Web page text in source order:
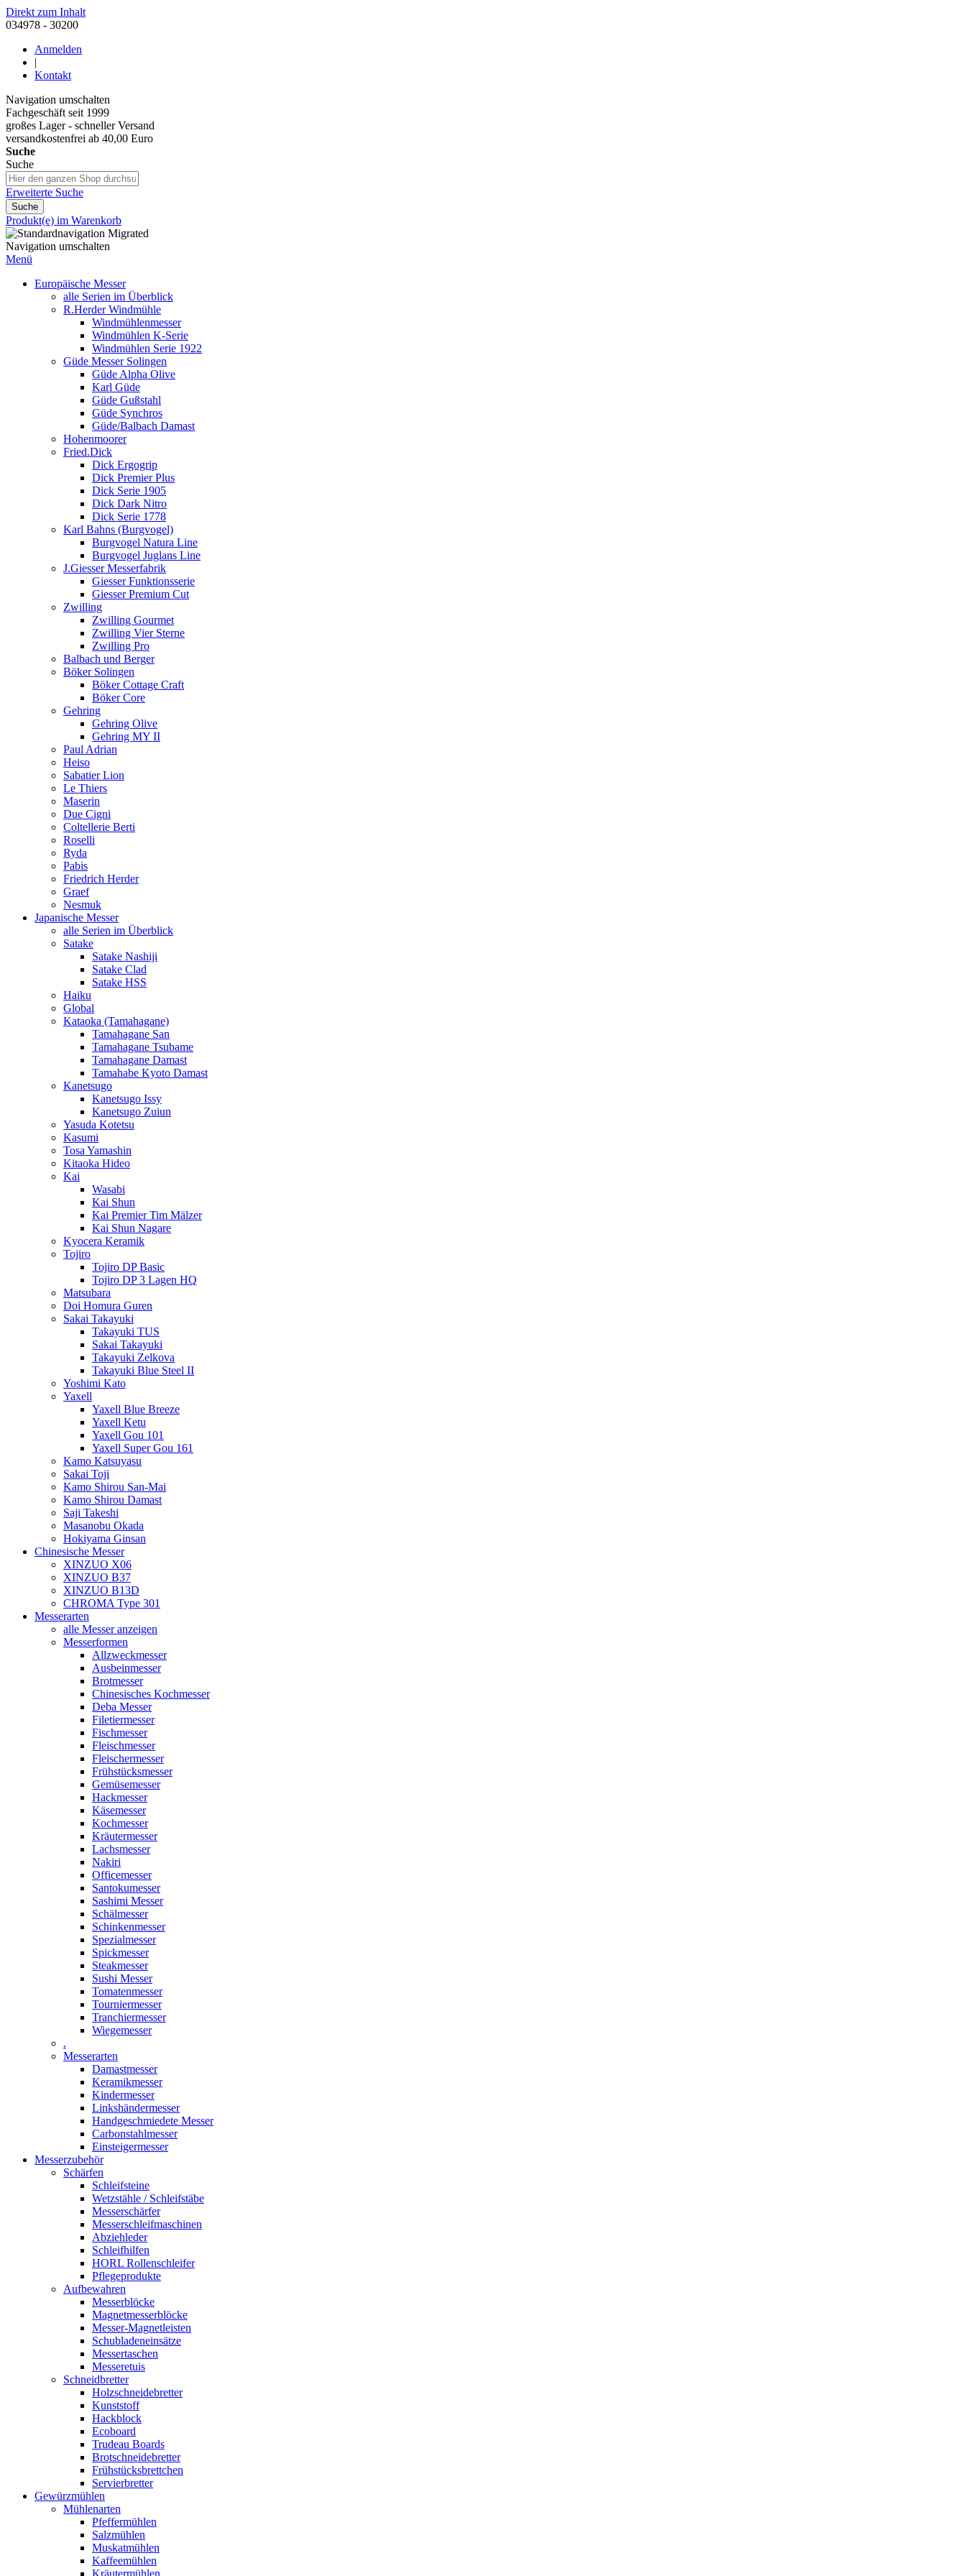
Direkt zum Inhalt
034978 - 30200
Anmelden
|
Kontakt
Navigation umschalten
Fachgeschäft seit 1999
großes Lager - schneller Versand
versandkostenfrei ab 40,00 Euro
Suche
Suche
Erweiterte Suche
Suche
Produkt(e) im Warenkorb
Navigation umschalten
Menü
Europäische Messer
alle Serien im Überblick
R.Herder Windmühle
Windmühlenmesser
Windmühlen K-Serie
Windmühlen Serie 1922
Güde Messer Solingen
Güde Alpha Olive
Karl Güde
Güde Gußstahl
Güde Synchros
Güde/Balbach Damast
Hohenmoorer
Fried.Dick
Dick Ergogrip
Dick Premier Plus
Dick Serie 1905
Dick Dark Nitro
Dick Serie 1778
Karl Bahns (Burgvogel)
Burgvogel Natura Line
Burgvogel Juglans Line
J.Giesser Messerfabrik
Giesser Funktionsserie
Giesser Premium Cut
Zwilling
Zwilling Gourmet
Zwilling Vier Sterne
Zwilling Pro
Balbach und Berger
Böker Solingen
Böker Cottage Craft
Böker Core
Gehring
Gehring Olive
Gehring MY II
Paul Adrian
Heiso
Sabatier Lion
Le Thiers
Maserin
Due Cigni
Coltellerie Berti
Roselli
Ryda
Pabis
Friedrich Herder
Graef
Nesmuk
Japanische Messer
alle Serien im Überblick
Satake
Satake Nashiji
Satake Clad
Satake HSS
Haiku
Global
Kataoka (Tamahagane)
Tamahagane San
Tamahagane Tsubame
Tamahagane Damast
Tamahabe Kyoto Damast
Kanetsugo
Kanetsugo Issy
Kanetsugo Zuiun
Yasuda Kotetsu
Kasumi
Tosa Yamashin
Kitaoka Hideo
Kai
Wasabi
Kai Shun
Kai Premier Tim Mälzer
Kai Shun Nagare
Kyocera Keramik
Tojiro
Tojiro DP Basic
Tojiro DP 3 Lagen HQ
Matsubara
Doi Homura Guren
Sakai Takayuki
Takayuki TUS
Sakai Takayuki
Takayuki Zelkova
Takayuki Blue Steel II
Yoshimi Kato
Yaxell
Yaxell Blue Breeze
Yaxell Ketu
Yaxell Gou 101
Yaxell Super Gou 161
Kamo Katsuyasu
Sakai Toji
Kamo Shirou San-Mai
Kamo Shirou Damast
Saji Takeshi
Masanobu Okada
Hokiyama Ginsan
Chinesische Messer
XINZUO X06
XINZUO B37
XINZUO B13D
CHROMA Type 301
Messerarten
alle Messer anzeigen
Messerformen
Allzweckmesser
Ausbeinmesser
Brotmesser
Chinesisches Kochmesser
Deba Messer
Filetiermesser
Fischmesser
Fleischmesser
Fleischermesser
Frühstücksmesser
Gemüsemesser
Hackmesser
Käsemesser
Kochmesser
Kräutermesser
Lachsmesser
Nakiri
Officemesser
Santokumesser
Sashimi Messer
Schälmesser
Schinkenmesser
Spezialmesser
Spickmesser
Steakmesser
Sushi Messer
Tomatenmesser
Tourniermesser
Tranchiermesser
Wiegemesser
.
Messerarten
Damastmesser
Keramikmesser
Kindermesser
Linkshändermesser
Handgeschmiedete Messer
Carbonstahlmesser
Einsteigermesser
Messerzubehör
Schärfen
Schleifsteine
Wetzstähle / Schleifstäbe
Messerschärfer
Messerschleifmaschinen
Abziehleder
Schleifhilfen
HORL Rollenschleifer
Pflegeprodukte
Aufbewahren
Messerblöcke
Magnetmesserblöcke
Messer-Magnetleisten
Schubladeneinsätze
Messertaschen
Messeretuis
Schneidbretter
Holzschneidebretter
Kunststoff
Hackblock
Ecoboard
Trudeau Boards
Brotschneidebretter
Frühstücksbrettchen
Servierbretter
Gewürzmühlen
Mühlenarten
Pfeffermühlen
Salzmühlen
Muskatmühlen
Kaffeemühlen
Kräutermühlen